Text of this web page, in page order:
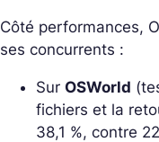
Côté performances,
ses concurrents :
Sur OSWorld
fichiers et la
38,1 %, contre